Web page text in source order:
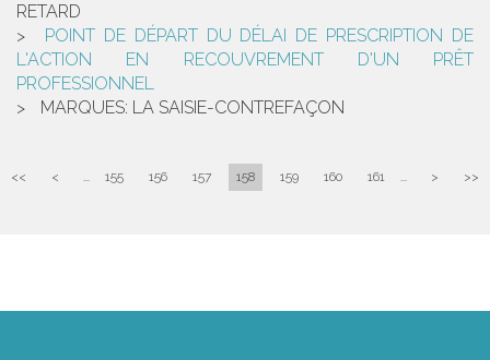
RETARD
POINT DE DÉPART DU DÉLAI DE PRESCRIPTION DE
L'ACTION EN RECOUVREMENT D'UN PRÊT
PROFESSIONNEL
MARQUES: LA SAISIE-CONTREFAÇON
<< < ... 155 156 157 158 159 160 161 ... > >>